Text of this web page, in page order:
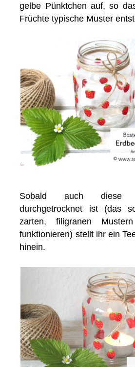
gelbe Pünktchen auf, so
Früchte typische Muster
Sobald auch diese
durchgetrocknet ist (das
zarten, filigranen
funktionieren) stellt ihr ein
hinein.